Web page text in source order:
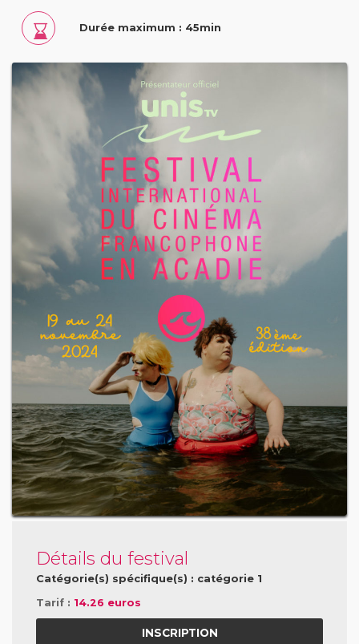
Détails du festival
Catégorie(s) spécifique(s) : catégorie 1
Tarif : 14.26 euros
INSCRIPTION
Durée maximum : 45min